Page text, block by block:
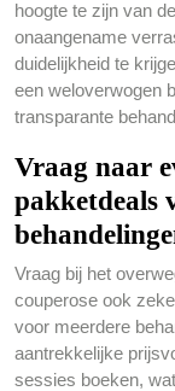
hoogte te zijn van
onaangename
duidelijkheid te
een weloverwogen
transparante
Vraag naar
pakketdeals
Vraag bij het
couperose ook
voor meerdere
aantrekkelijke
sessies boeken,